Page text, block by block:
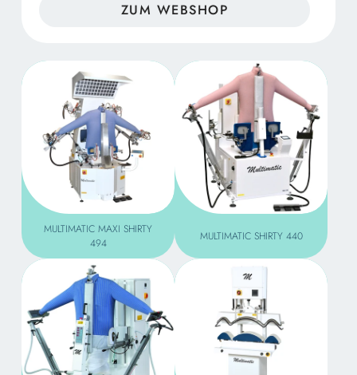
ZUM WEBSHOP
MULTIMATIC MAXI SHIRTY
494
MULTIMATIC SHIRTY 440